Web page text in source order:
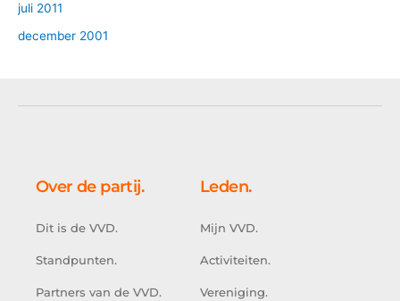
juli 2011
december 2001
Over de partij.
Dit is de VVD.
Standpunten.
Partners van de VVD.
Leden.
Mijn VVD.
Activiteiten.
Vereniging.